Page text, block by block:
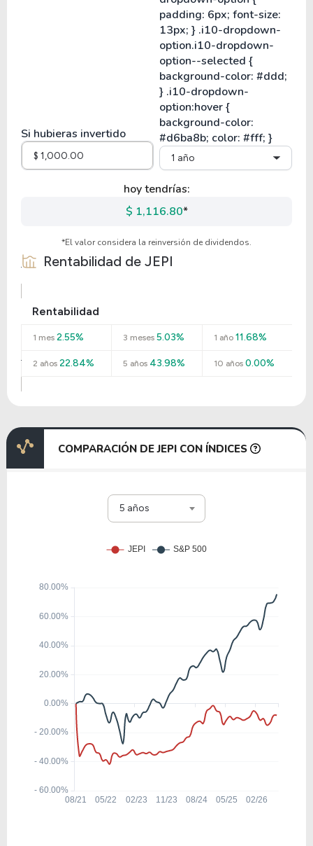
Si hubieras invertido
1 año
hoy tendrías:
$ 1,116.80*
*El valor considera la reinversión de dividendos.
Rentabilidad de JEPI
Rentabilidad
1 mes 2.55% 3 meses 5.03% 1 año11.68%
2 años 22.84% 5 años 43.98% 10 años0.00%
COMPARACIÓN DE JEPI CON ÍNDICES
5 años